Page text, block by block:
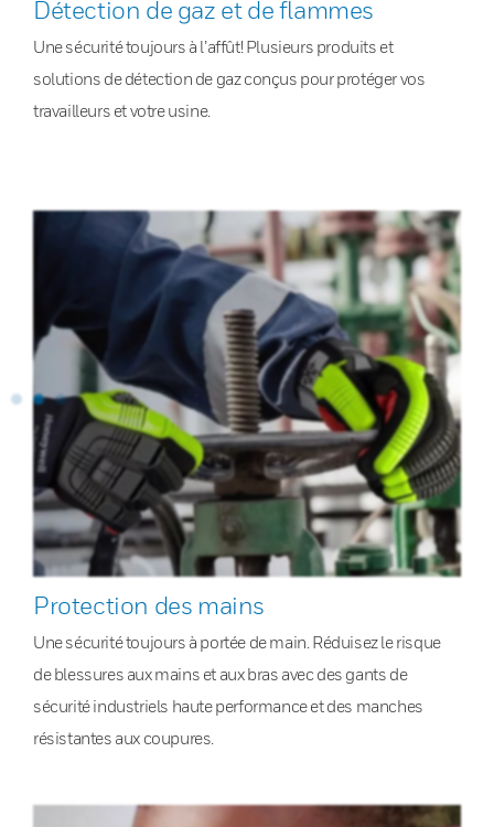
Détection de gaz et de flammes
Une sécurité toujours à l’affût! Plusieurs produits et
solutions de détection de gaz conçus pour protéger vos
travailleurs et votre usine.
Protection des mains
Une sécurité toujours à portée de main. Réduisez le risque
de blessures aux mains et aux bras avec des gants de
sécurité industriels haute performance et des manches
résistantes aux coupures.